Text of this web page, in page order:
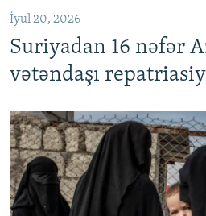
Auto
İyul 20, 2026
Suriyadan 16 nəfər
vətəndaşı